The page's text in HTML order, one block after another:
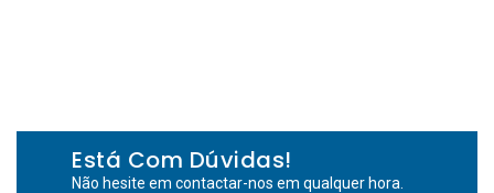
Está Com Dúvidas!
Não hesite em contactar-nos em qualquer hora.